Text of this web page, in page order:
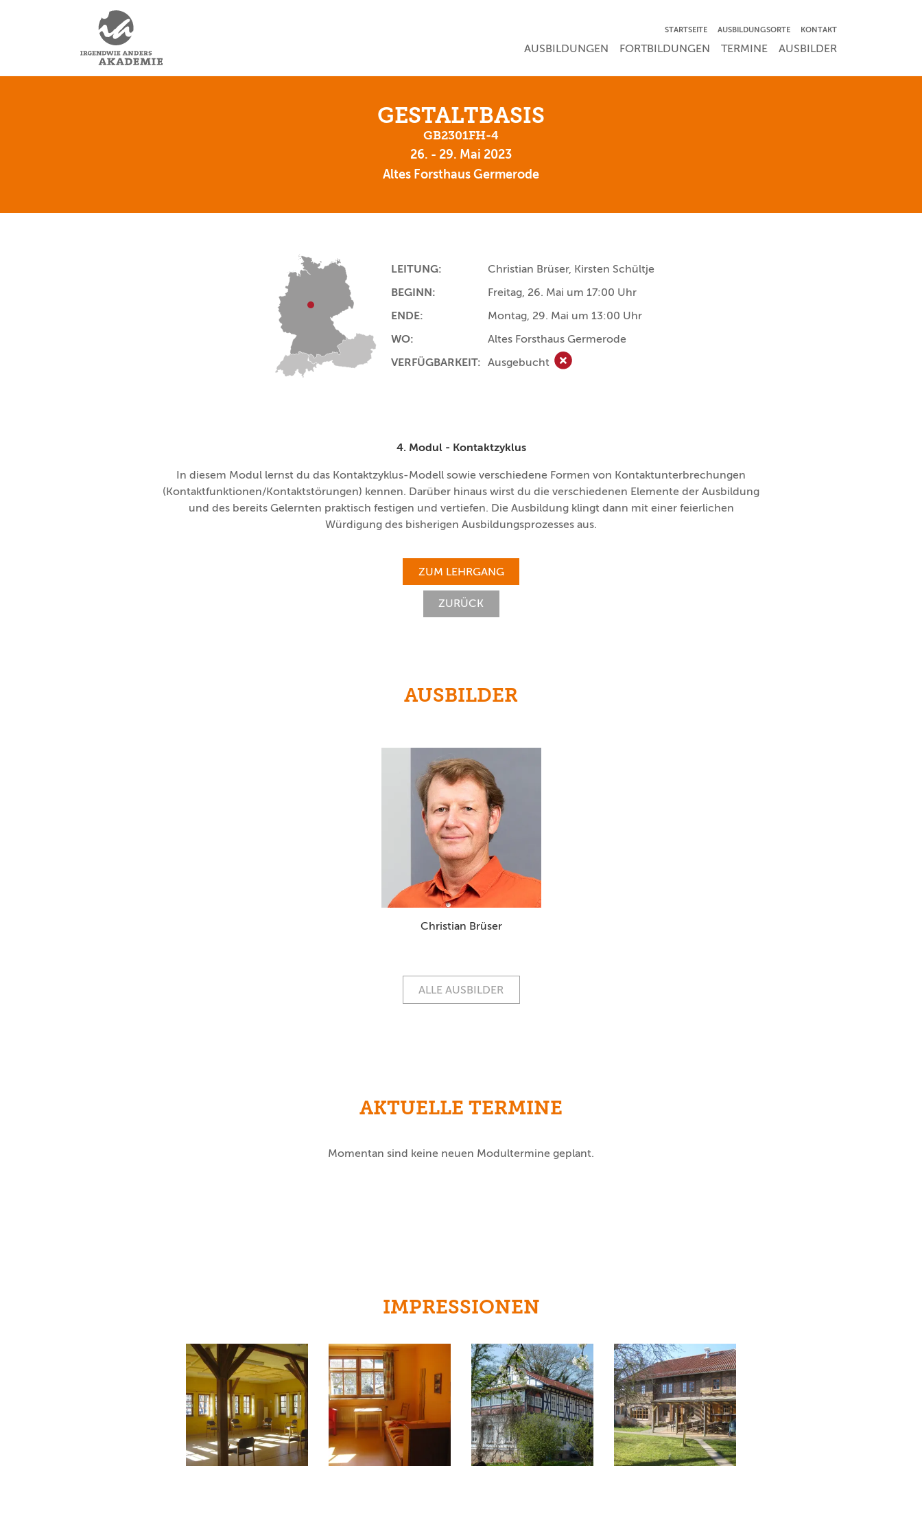
STARTSEITE AUSBILDUNGSORTE KONTAKT
NAVIGATION ÜBERSPRINGEN
AUSBILDUNGEN FORTBILDUNGEN TERMINE AUSBILDER
GESTALTBASIS
GB2301FH-4
26. - 29. Mai 2023
Altes Forsthaus Germerode
LEITUNG:
Christian Brüser, Kirsten Schültje
BEGINN:
Freitag, 26. Mai um 17:00 Uhr
ENDE:
Montag, 29. Mai um 13:00 Uhr
WO:
Altes Forsthaus Germerode
VERFÜGBARKEIT: Ausgebucht Ausgebucht
4. Modul - Kontaktzyklus
In diesem Modul lernst du das Kontaktzyklus-Modell sowie verschiedene Formen von Kontaktunterbrechungen
(Kontaktfunktionen/Kontaktstörungen) kennen. Darüber hinaus wirst du die verschiedenen Elemente der Ausbildung
und des bereits Gelernten praktisch festigen und vertiefen. Die Ausbildung klingt dann mit einer feierlichen
Würdigung des bisherigen Ausbildungsprozesses aus.
ZUM LEHRGANG
ZURÜCK
AUSBILDER
Christian Brüser
ALLE AUSBILDER
AKTUELLE TERMINE
Momentan sind keine neuen Modultermine geplant.
IMPRESSIONEN